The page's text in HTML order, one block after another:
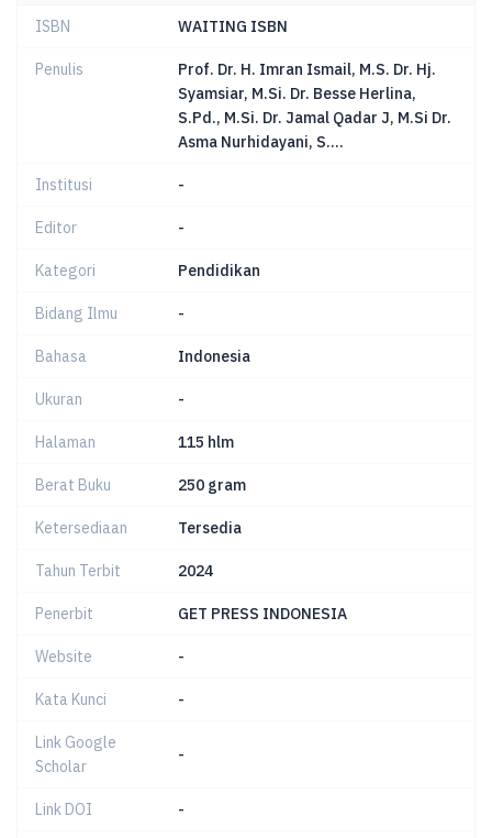
ISBN WAITING ISBN
Penulis
Prof. Dr. H. Imran Ismail, M.S. Dr. Hj.
Syamsiar, M.Si. Dr. Besse Herlina,
S.Pd., M.Si. Dr. Jamal Qadar J, M.Si Dr.
Asma Nurhidayani, S....
Institusi -
Editor -
Kategori Pendidikan
Bidang Ilmu -
Bahasa Indonesia
Ukuran -
Halaman 115 hlm
Berat Buku 250 gram
Ketersediaan Tersedia
Tahun Terbit 2024
Penerbit GET PRESS INDONESIA
Website -
Kata Kunci -
Link Google
Scholar
-
Link DOI -